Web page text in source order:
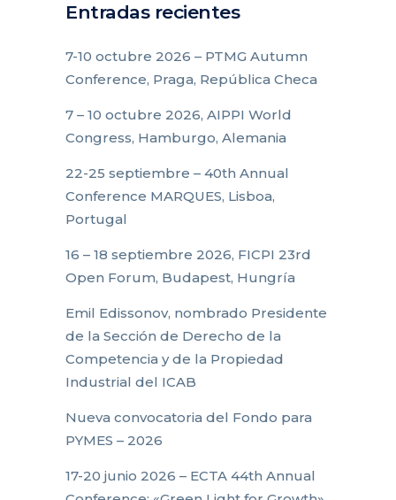
Entradas recientes
7-10 octubre 2026 – PTMG Autumn
Conference, Praga, República Checa
7 – 10 octubre 2026, AIPPI World
Congress, Hamburgo, Alemania
22-25 septiembre – 40th Annual
Conference MARQUES, Lisboa,
Portugal
16 – 18 septiembre 2026, FICPI 23rd
Open Forum, Budapest, Hungría
Emil Edissonov, nombrado Presidente
de la Sección de Derecho de la
Competencia y de la Propiedad
Industrial del ICAB
Nueva convocatoria del Fondo para
PYMES – 2026
17-20 junio 2026 – ECTA 44th Annual